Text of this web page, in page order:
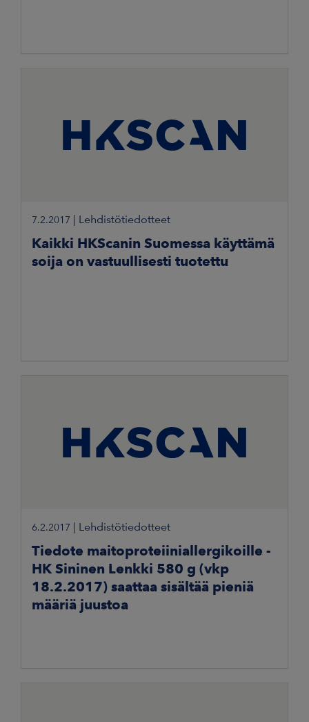
7.2.2017 Lehdistötiedotteet
Kaikki HKScanin Suomessa käyttämä
soija on vastuullisesti tuotettu
6.2.2017 Lehdistötiedotteet
Tiedote maitoproteiiniallergikoille -
HK Sininen Lenkki 580 g (vkp
18.2.2017) saattaa sisältää pieniä
määriä juustoa